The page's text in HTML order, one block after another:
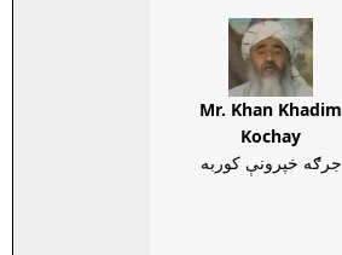
Mr. Khan Khadim
Kochay
جرګه خپرونې کوربه